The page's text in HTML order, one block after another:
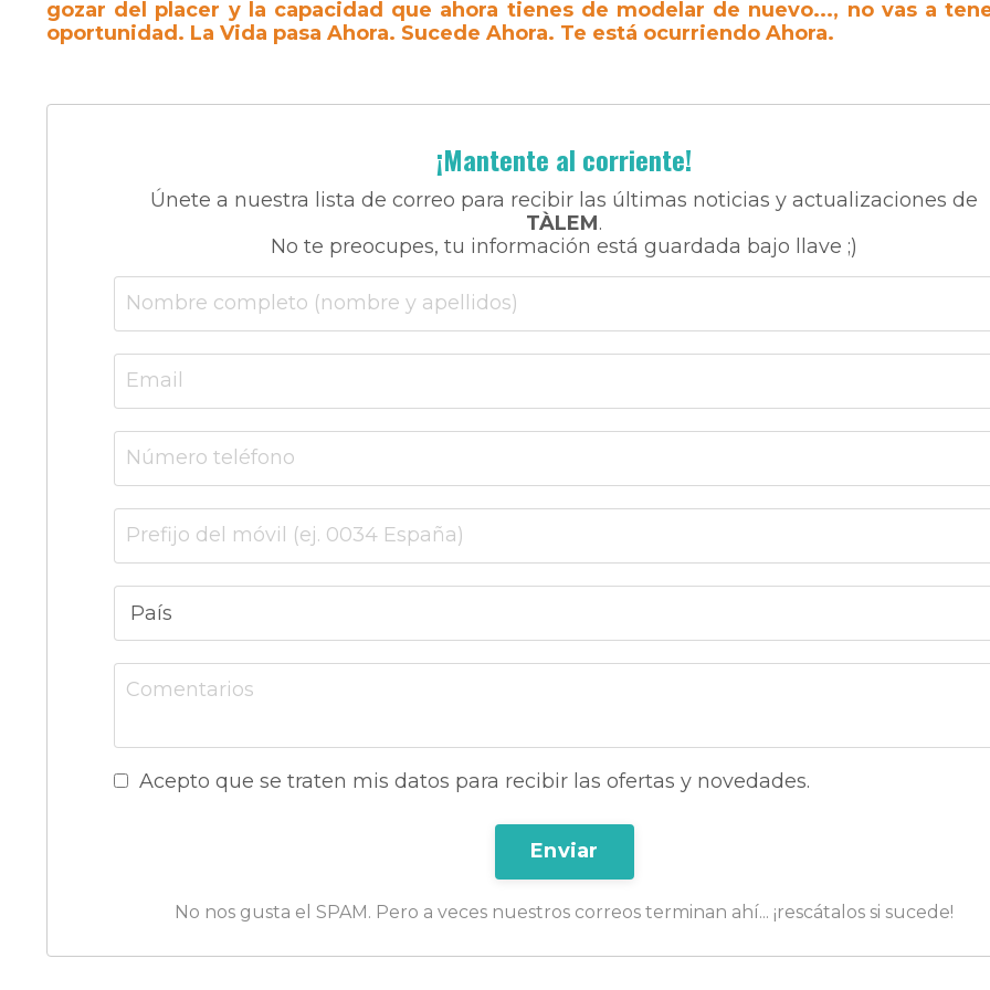
gozar del placer y la capacidad que ahora tienes de modelar de nuevo..., no vas a
oportunidad. La Vida pasa Ahora. Sucede Ahora. Te está ocurriendo Ahora.
¡Mantente al corriente!
Únete a nuestra lista de correo para recibir las últimas noticias y actualizaciones de
TÀLEM.
No te preocupes, tu información está guardada bajo llave ;)
Acepto que se traten mis datos para recibir las ofertas y novedades.
Enviar
No nos gusta el SPAM. Pero a veces nuestros correos terminan ahí... ¡rescátalos si sucede!